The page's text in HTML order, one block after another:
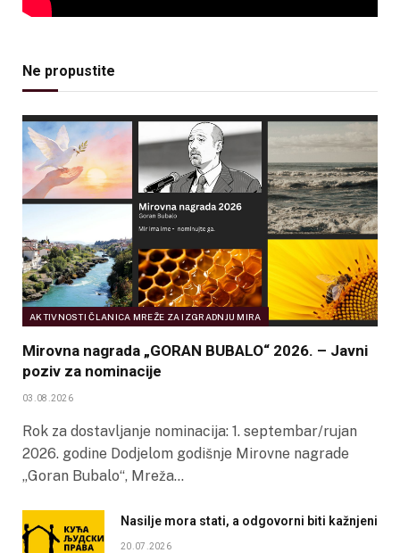
Ne propustite
AKTIVNOSTI ČLANICA MREŽE ZA IZGRADNJU MIRA
Mirovna nagrada „GORAN BUBALO“ 2026. – Javni
poziv za nominacije
03.08.2026
Rok za dostavljanje nominacija: 1. septembar/rujan
2026. godine Dodjelom godišnje Mirovne nagrade
„Goran Bubalo“, Mreža…
Nasilje mora stati, a odgovorni biti kažnjeni
20.07.2026